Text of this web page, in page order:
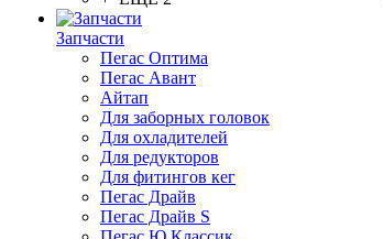
Запчасти
Пегас Оптима
Пегас Авант
Айтап
Для заборных головок
Для охладителей
Для редукторов
Для фитингов кег
Пегас Драйв
Пегас Драйв S